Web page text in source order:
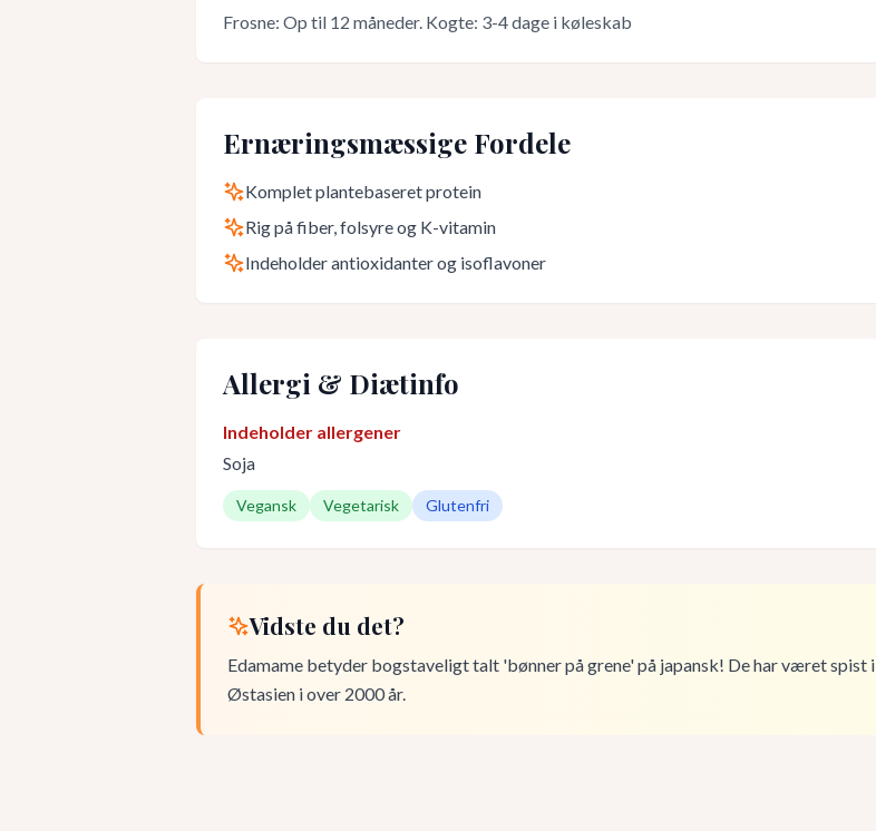
Frosne: Op til 12 måneder. Kogte: 3-4 dage i køleskab
Ernæringsmæssige Fordele
Komplet plantebaseret protein
Rig på fiber, folsyre og K-vitamin
Indeholder antioxidanter og isoflavoner
Allergi & Diætinfo
Indeholder allergener
Soja
Vegansk Vegetarisk Glutenfri
Vidste du det?
Edamame betyder bogstaveligt talt 'bønner på grene' på japansk! De har været spist i
Østasien i over 2000 år.